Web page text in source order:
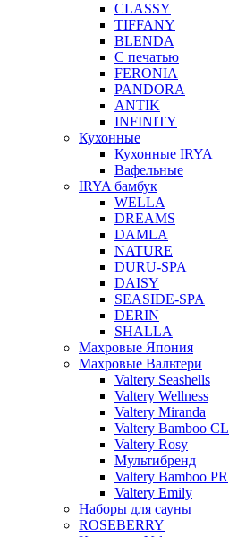
CLASSY
TIFFANY
BLENDA
С печатью
FERONIA
PANDORA
ANTIK
INFINITY
Кухонные
Кухонные IRYA
Вафельные
IRYA бамбук
WELLA
DREAMS
DAMLA
NATURE
DURU-SPA
DAISY
SEASIDE-SPA
DERIN
SHALLA
Махровые Япония
Махровые Вальтери
Valtery Seashells
Valtery Wellness
Valtery Miranda
Valtery Bamboo CL
Valtery Rosy
Мультибренд
Valtery Bamboo PR
Valtery Emily
Наборы для сауны
ROSEBERRY